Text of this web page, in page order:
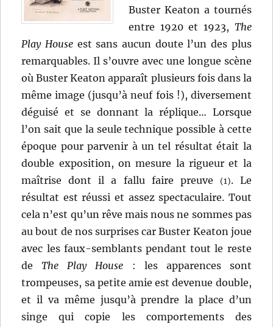
Buster Keaton a tournés
entre 1920 et 1923, The
Play Houseest sans aucun doute l’un des plus
remarquables. Il s’ouvre avec une longue scène
où Buster Keaton apparaît plusieurs fois dans la
même image (jusqu’à neuf fois !), diversement
déguisé et se donnant la réplique… Lorsque
l’on sait que la seule technique possible à cette
époque pour parvenir à un tel résultat était la
double exposition, on mesure la rigueur et la
maîtrise dont il a fallu faire preuve
(1). Le
résultat est réussi et assez spectaculaire. Tout
cela n’est qu’un rêve mais nous ne sommes pas
au bout de nos surprises car Buster Keaton joue
avec les faux-semblants pendant tout le reste
deThe Play House : les apparences sont
trompeuses, sa petite amie est devenue double,
et il va même jusqu’à prendre la place d’un
singe qui copie les comportements des